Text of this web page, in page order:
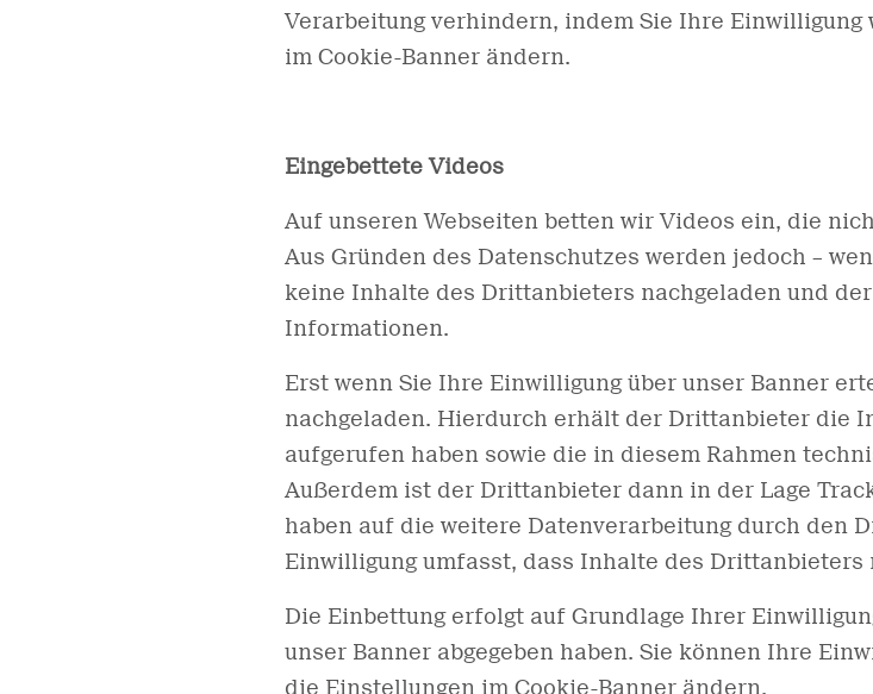
Verarbeitung verhindern, indem Sie Ihre
im Cookie-Banner ändern.
Eingebettete Videos
Auf unseren Webseiten betten wir Videos ein, die
Aus Gründen des Datenschutzes werden jedoch –
keine Inhalte des Drittanbieters nachgeladen und
Informationen.
Erst wenn Sie Ihre Einwilligung über unser Banner
nachgeladen. Hierdurch erhält der Drittanbieter die
aufgerufen haben sowie die in diesem Rahmen
Außerdem ist der Drittanbieter dann in der Lage
haben auf die weitere Datenverarbeitung durch den
Einwilligung umfasst, dass Inhalte des Drittanbieters
Die Einbettung erfolgt auf Grundlage Ihrer
unser Banner abgegeben haben. Sie können Ihre
die Einstellungen im Cookie-Banner ändern.